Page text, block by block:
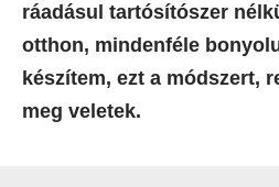
ráadásul tartósítószer
otthon, mindenféle
készítem, ezt a módszert,
meg veletek.